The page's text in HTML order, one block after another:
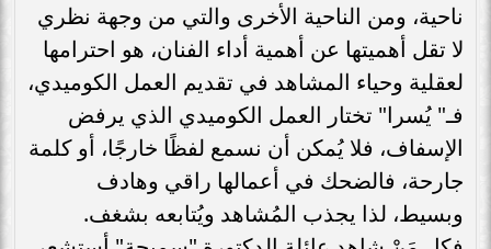
ناحية، ومن الناحية الأخرى والتي من وجهة نظري
لا تقل أهميتها عن أهمية أداء الفنان، هو احترامها
لعقلية وحياء المشاهد في تقديم العمل الكوميدي،
فـ" يُسرا" تختار العمل الكوميدي الذي يرفض
الإسفاف، فلا يُمكن أن نسمع لفظًا خارجًا، أو كلمة
جارحة، فالضحك في أعمالها راقي وهادف
وبسيط، لذا يجذب المُشاهد ويُتابعه بشغف.